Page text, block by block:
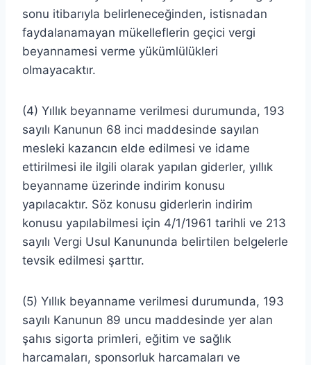
sonu itibarıyla belirleneceğinden, istisnadan
faydalanamayan mükelleflerin geçici vergi
beyannamesi verme yükümlülükleri
olmayacaktır.
(4) Yıllık beyanname verilmesi durumunda, 193
sayılı Kanunun 68 inci maddesinde sayılan
mesleki kazancın elde edilmesi ve idame
ettirilmesi ile ilgili olarak yapılan giderler, yıllık
beyanname üzerinde indirim konusu
yapılacaktır. Söz konusu giderlerin indirim
konusu yapılabilmesi için 4/1/1961 tarihli ve 213
sayılı Vergi Usul Kanununda belirtilen belgelerle
tevsik edilmesi şarttır.
(5) Yıllık beyanname verilmesi durumunda, 193
sayılı Kanunun 89 uncu maddesinde yer alan
şahıs sigorta primleri, eğitim ve sağlık
harcamaları, sponsorluk harcamaları ve